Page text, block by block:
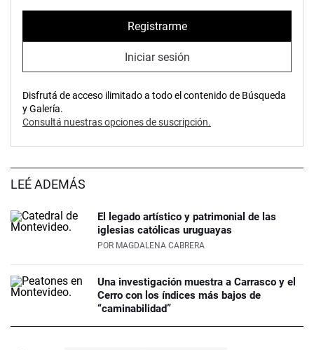
Registrarme
Iniciar sesión
Disfrutá de acceso ilimitado a todo el contenido de Búsqueda
y Galería.
Consultá nuestras opciones de suscripción.
LEÉ ADEMÁS
El legado artístico y patrimonial de las
iglesias católicas uruguayas
POR MAGDALENA CABRERA
Una investigación muestra a Carrasco y el
Cerro con los índices más bajos de
“caminabilidad”